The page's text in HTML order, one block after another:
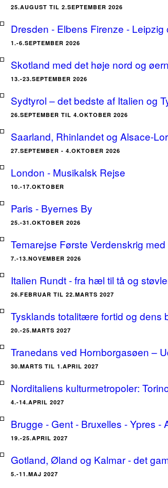
25.AUGUST TIL 2.SEPTEMBER 2026
Dresden - Elbens Firenze -
1.-6.SEPTEMBER 2026
Skotland med det høje nord og
13.-23.SEPTEMBER 2026
Sydtyrol – det bedste af Italien og
26.SEPTEMBER TIL 4.OKTOBER 2026
Saarland, Rhinlandet og Alsace-
27.SEPTEMBER - 4.OKTOBER 2026
London - Musikalsk Rejse
10.-17.OKTOBER
Paris - Byernes By
25.-31.OKTOBER 2026
Temarejse Første Verdenskrig
7.-13.NOVEMBER 2026
Italien Rundt - fra hæl til tå og
26.FEBRUAR TIL 22.MARTS 2027
Tysklands totalitære fortid og dens
20.-25.MARTS 2027
Tranedans ved Hornborgasøen –
30.MARTS TIL 1.APRIL 2027
Norditaliens kulturmetropoler:
4.-14.APRIL 2027
Brugge - Gent - Bruxelles - Ypres
19.-25.APRIL 2027
Gotland, Øland og Kalmar - det
5.-11.MAJ 2027